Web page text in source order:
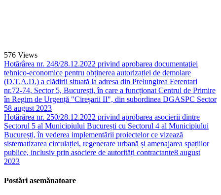
576 Views
Hotărârea nr. 248/28.12.2022 privind aprobarea documentaţiei
tehnico-economice pentru obținerea autorizației de demolare
(D.T.A.D.) a clădirii situată la adresa din Prelungirea Ferentari
nr.72-74, Sector 5, București, în care a funcționat Centrul de Primire
în Regim de Urgență "Cireșarii II", din subordinea DGASPC Sector
58 august 2023
Hotărârea nr. 250/28.12.2022 privind aprobarea asocierii dintre
Sectorul 5 al Municipiului București cu Sectorul 4 al Municipiului
București, în vederea implementării proiectelor ce vizează
sistematizarea circulației, regenerare urbană și amenajarea spațiilor
publice, inclusiv prin asociere de autorități contractante8 august
2023
Postări asemănatoare